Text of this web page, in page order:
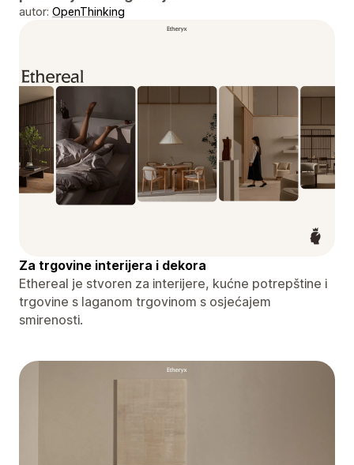
autor: OpenThinking
Za trgovine interijera i dekora
Ethereal je stvoren za interijere, kućne potrepštine i
trgovine s laganom trgovinom s osjećajem
smirenosti.